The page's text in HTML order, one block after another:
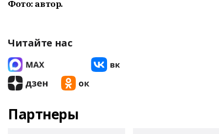
Фото: автор.
Читайте нас
Партнеры